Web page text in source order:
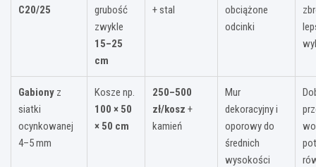
C20/25
grubość
zwykle
15–25
cm
+ stal
obciążone
odcinki
Gabiony z
siatki
ocynkowanej
4–5 mm
Kosze np.
100 × 50
× 50 cm
250–500
zł/kosz +
kamień
Mur
dekoracyjny i
oporowy do
średnich
wysokości